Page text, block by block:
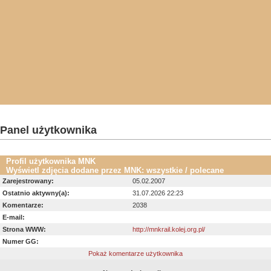
Panel użytkownika
Profil użytkownika MNK
Wyświetl zdjęcia dodane przez MNK: wszystkie / polecane
Zarejestrowany:
05.02.2007
Ostatnio aktywny(a):
31.07.2026 22:23
Komentarze:
2038
E-mail:
Strona WWW:
http://mnkrail.kolej.org.pl/
Numer GG:
Pokaż komentarze użytkownika